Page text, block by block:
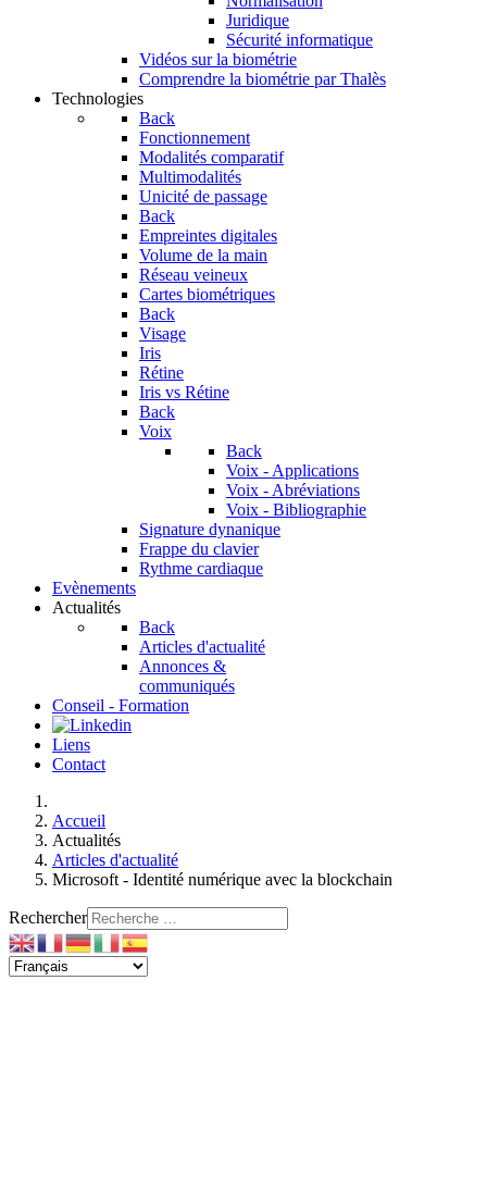
Juridique
Sécurité informatique
Vidéos sur la biométrie
Comprendre la biométrie par Thalès
Technologies
Back
Fonctionnement
Modalités comparatif
Multimodalités
Unicité de passage
Back
Empreintes digitales
Volume de la main
Réseau veineux
Cartes biométriques
Back
Visage
Iris
Rétine
Iris vs Rétine
Back
Voix
Back
Voix - Applications
Voix - Abréviations
Voix - Bibliographie
Signature dynanique
Frappe du clavier
Rythme cardiaque
Evènements
Actualités
Back
Articles d'actualité
Annonces &
communiqués
Conseil - Formation
Liens
Contact
Accueil
Actualités
Articles d'actualité
Microsoft - Identité numérique avec la blockchain
Rechercher